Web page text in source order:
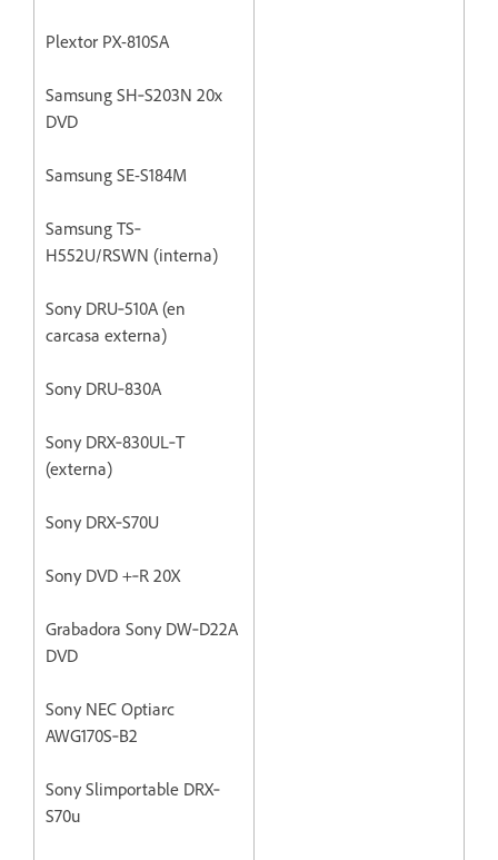
Plextor PX-810SA
Samsung SH‐S203N 20x
DVD
Samsung SE-S184M
Samsung TS‐
H552U/RSWN (interna)
Sony DRU‐510A (en
carcasa externa)
Sony DRU‐830A
Sony DRX‐830UL‐T
(externa)
Sony DRX‐S70U
Sony DVD +‐R 20X
Grabadora Sony DW‐D22A
DVD
Sony NEC Optiarc
AWG170S‐B2
Sony Slimportable DRX‐
S70u